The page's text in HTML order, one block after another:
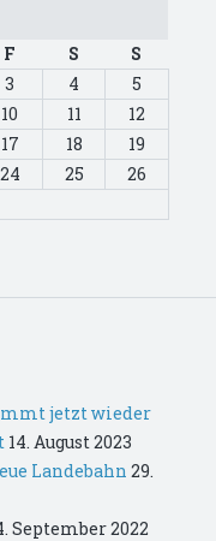
F S
S
3 4
5
10 11
12
17 18
19
24 25
26
jetzt wieder
14. August 2023
Landebahn 29.
September 2022